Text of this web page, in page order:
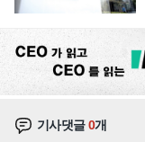
기사댓글0개